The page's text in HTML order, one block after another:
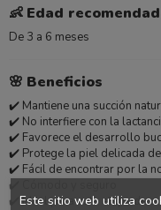
👶 Edad
De 3 a 6 meses
🌸 Beneficios
✔️ Mantiene una succión
✔️ No interfiere con la
✔️ Favorece el desarrollo
✔️ Protege la piel delicada
✔️ Fácil de encontrar por la
✔️ Cómodo y seguro
✔️ Ideal para esta etapa de
Este sitio web utiliza